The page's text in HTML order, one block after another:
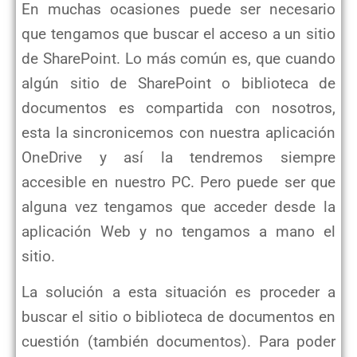
En muchas ocasiones puede ser necesario
que tengamos que buscar el acceso a un sitio
de SharePoint. Lo más común es, que cuando
algún sitio de SharePoint o biblioteca de
documentos es compartida con nosotros,
esta la sincronicemos con nuestra aplicación
OneDrive y así la tendremos siempre
accesible en nuestro PC. Pero puede ser que
alguna vez tengamos que acceder desde la
aplicación Web y no tengamos a mano el
sitio.
La solución a esta situación es proceder a
buscar el sitio o biblioteca de documentos en
cuestión (también documentos). Para poder